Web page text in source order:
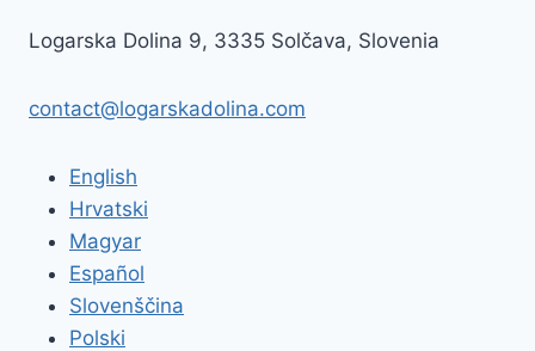
Logarska Dolina 9, 3335 Solčava, Slovenia
contact@logarskadolina.com
English
Hrvatski
Magyar
Español
Slovenščina
Polski